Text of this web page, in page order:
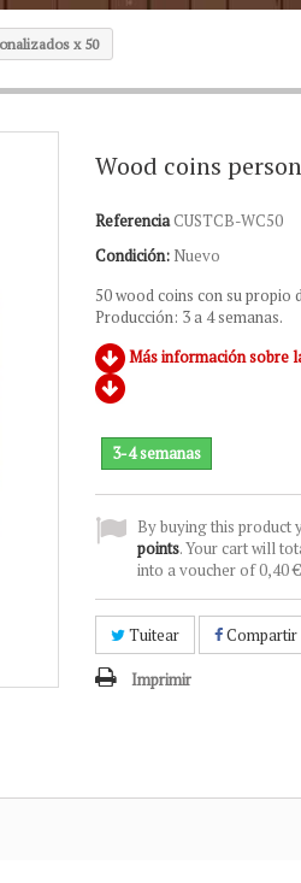
x 50
Wood coins
ReferenciaCUSTCB-WC50
Condición: Nuevo
50 wood coins con su propio
Producción: 3 a 4 semanas.
Más información sobre
3-4 semanas
By buying this product
points. Your cart will
into a voucher of0,40 €
Tuitear Compartir
Imprimir